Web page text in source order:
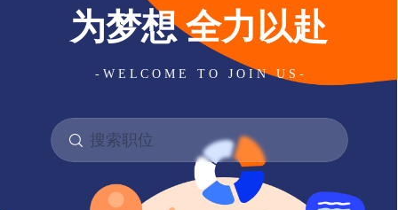
为梦想 全力以赴
- W E L C O M E T O J O I N U S -